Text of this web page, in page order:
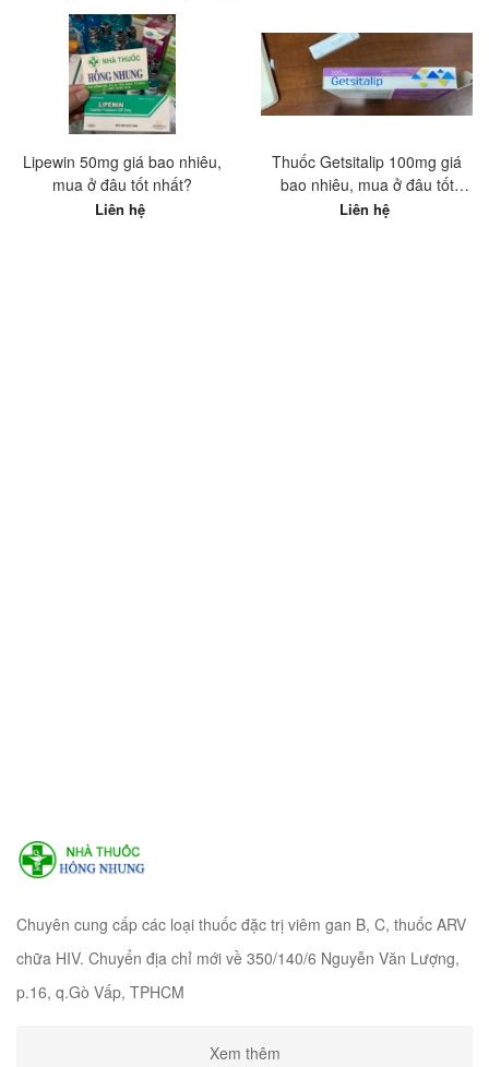
Lipewin 50mg giá bao nhiêu,
mua ở đâu tốt nhất?
Liên hệ
Thuốc Getsitalip 100mg giá
bao nhiêu, mua ở đâu tốt
nhất?
Liên hệ
Chuyên cung cấp các loại thuốc đặc trị viêm gan B, C, thuốc ARV
chữa HIV. Chuyển địa chỉ mới về 350/140/6 Nguyễn Văn Lượng,
p.16, q.Gò Vấp, TPHCM
Xem thêm